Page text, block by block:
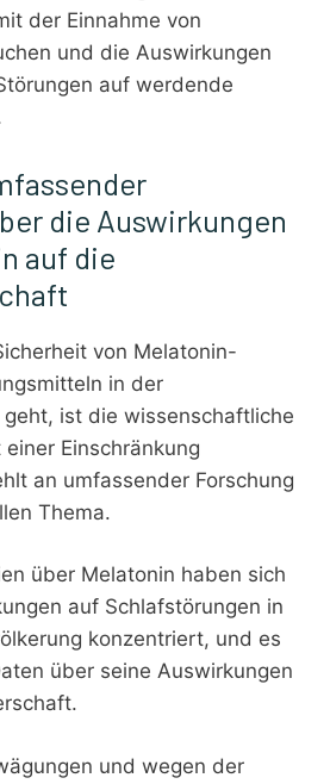
der Einnahme von
und die Auswirkungen
auf werdende
die Auswirkungen
auf die
von Melatonin-
in der
ist die wissenschaftliche
Einschränkung
an umfassender Forschung
Thema.
über Melatonin haben sich
auf Schlafstörungen in
konzentriert, und es
über seine Auswirkungen
und wegen der